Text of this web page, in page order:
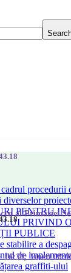
procedurii
PENTRU
PRIVIND
PUBLICE
stabilire a
de
graffiti-ului
al Primăriei
Vineri